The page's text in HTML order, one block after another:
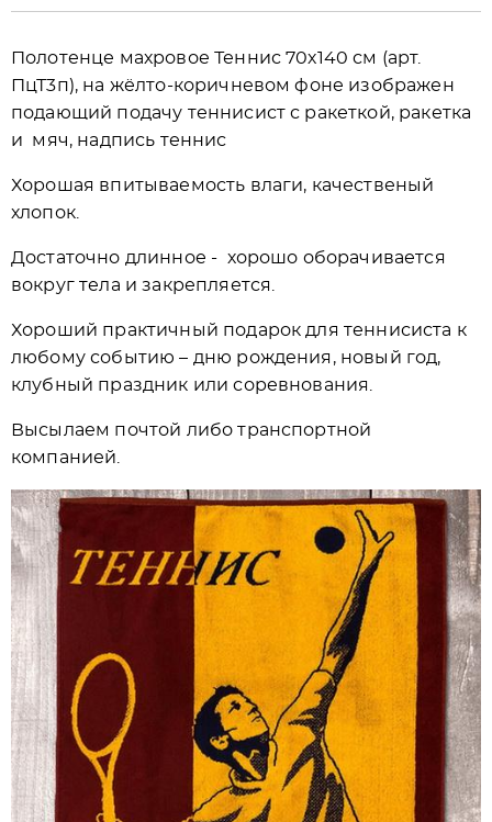
Полотенце махровое Теннис 70х140 см (арт.
ПцТ3п), на жёлто-коричневом фоне изображен
подающий подачу теннисист с ракеткой, ракетка
и мяч, надпись теннис
Хорошая впитываемость влаги, качественый
хлопок.
Достаточно длинное - хорошо оборачивается
вокруг тела и закрепляется.
Хороший практичный подарок для теннисиста к
любому событию – дню рождения, новый год,
клубный праздник или соревнования.
Высылаем почтой либо транспортной
компанией.